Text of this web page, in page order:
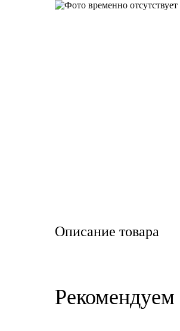
LIQUI MOLY
TOTACHI
Описание товара